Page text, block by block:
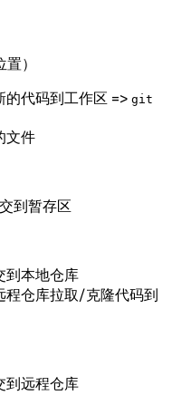
）
的代码到工作区 => git
文件
到暂存区
到本地仓库
程仓库拉取/克隆代码到
到远程仓库